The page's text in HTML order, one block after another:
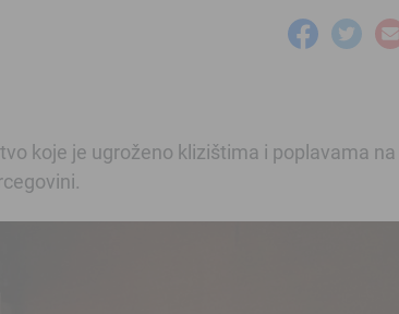
koje je ugroženo klizištima i poplavama na